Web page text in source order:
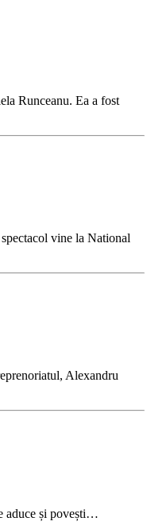
Runceanu. Ea a fost
vine la National
Alexandru
aduce și povești…